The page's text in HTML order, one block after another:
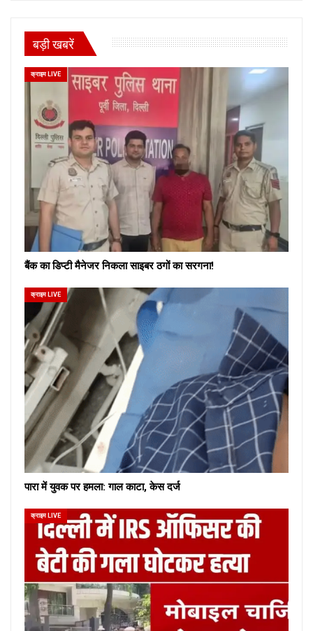
बड़ी खबरें
क्राइम LIVE
बैंक का डिप्टी मैनेजर निकला साइबर ठगों का सरगना!
क्राइम LIVE
पारा में युवक पर हमला: गाल काटा, केस दर्ज
क्राइम LIVE